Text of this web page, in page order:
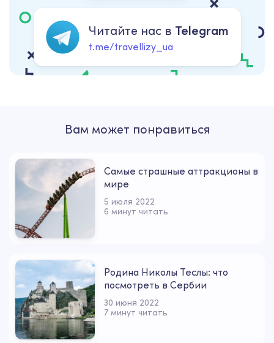
Читайте нас в Telegram
t.me/travellizy_ua
Вам может понравиться
Самые страшные аттракционы в
мире
5 июля 2022
6 минут читать
Родина Николы Теслы: что
посмотреть в Сербии
30 июня 2022
7 минут читать